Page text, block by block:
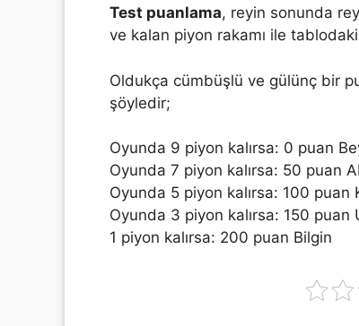
Test puanlama, reyin sonunda
ve kalan piyon rakamı ile
Oldukça cümbüşlü ve gülünç bir
şöyledir;
Oyunda 9 piyon kalırsa: 0 puan
Oyunda 7 piyon kalırsa: 50 puan
Oyunda 5 piyon kalırsa: 100
Oyunda 3 piyon kalırsa: 150 puan
1 piyon kalırsa: 200 puan Bilgin